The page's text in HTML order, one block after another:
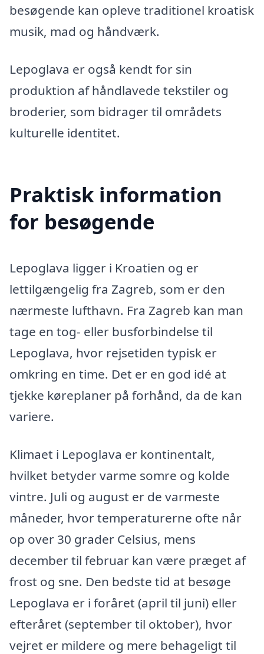
besøgende kan opleve traditionel kroatisk
musik, mad og håndværk.
Lepoglava er også kendt for sin
produktion af håndlavede tekstiler og
broderier, som bidrager til områdets
kulturelle identitet.
Praktisk information
for besøgende
Lepoglava ligger i Kroatien og er
lettilgængelig fra Zagreb, som er den
nærmeste lufthavn. Fra Zagreb kan man
tage en tog- eller busforbindelse til
Lepoglava, hvor rejsetiden typisk er
omkring en time. Det er en god idé at
tjekke køreplaner på forhånd, da de kan
variere.
Klimaet i Lepoglava er kontinentalt,
hvilket betyder varme somre og kolde
vintre. Juli og august er de varmeste
måneder, hvor temperaturerne ofte når
op over 30 grader Celsius, mens
december til februar kan være præget af
frost og sne. Den bedste tid at besøge
Lepoglava er i foråret (april til juni) eller
efteråret (september til oktober), hvor
vejret er mildere og mere behageligt til